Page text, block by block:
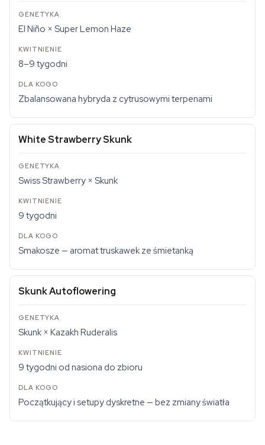
El Niño × Super Lemon Haze
8–9 tygodni
Zbalansowana hybryda z cytrusowymi terpenami
White Strawberry Skunk
Swiss Strawberry × Skunk
9 tygodni
Smakosze — aromat truskawek ze śmietanką
Skunk Autoflowering
Skunk × Kazakh Ruderalis
9 tygodni od nasiona do zbioru
Początkujący i setupy dyskretne — bez zmiany światła